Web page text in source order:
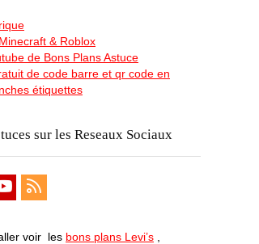
& Roblox
de Bons Plans Astuce
de code barre et qr code en
étiquettes
sur les Reseaux Sociaux
voir les bons plans Levi’s